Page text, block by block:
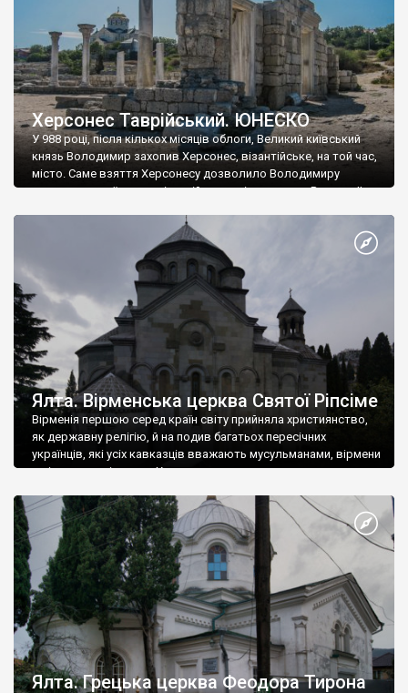
Херсонес Таврійський. ЮНЕСКО
У 988 році, після кількох місяців облоги, Великий київський
князь Володимир захопив Херсонес, візантійське, на той час,
місто. Саме взяття Херсонесу дозволило Володимиру
диктувати свої умови візантійському імператору Василю ІІ, та
Херсонесі Володимир-язичник, став Василем-християнином.
А потім було Хрещення Русі. На честь Херсонесу Таврійського
Ялта. Вірменська церква Святої Ріпсіме
Вірменія першою серед країн світу прийняла християнство,
як державну релігію, й на подив багатьох пересічних
українців, які усіх кавказців вважають мусульманами, вірмени
є відданими вірянами Христа
Ялта. Грецька церква Феодора Тирона